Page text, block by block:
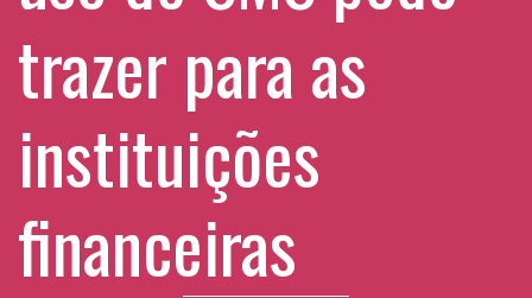
trazer para as
instituições
financeiras